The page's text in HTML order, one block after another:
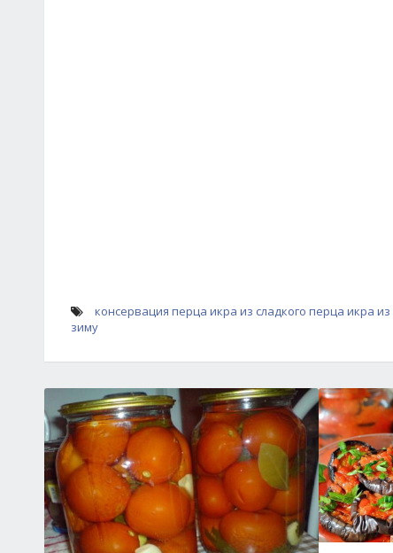
консервация перца икра из сладкого перца икра
зиму